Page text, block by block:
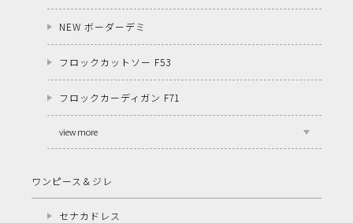
NEW ボーダーデミ
フロックカットソー F53
フロックカーディガン F71
view more
ワンピース＆ジレ
セナカドレス